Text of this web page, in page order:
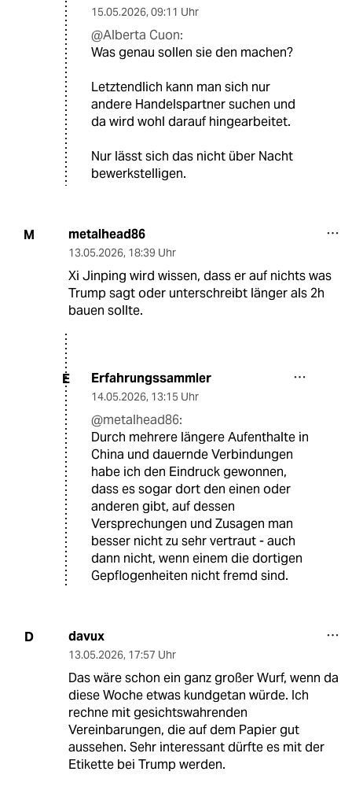
15.05.2026, 09:11 Uhr
@Alberta Cuon:
Was genau sollen sie den machen?
Letztendlich kann man sich nur
andere Handelspartner suchen und
da wird wohl darauf hingearbeitet.
Nur lässt sich das nicht über Nacht
bewerkstelligen.
M metalhead86
13.05.2026, 18:39 Uhr
Xi Jinping wird wissen, dass er auf nichts was
Trump sagt oder unterschreibt länger als 2h
bauen sollte.
E Erfahrungssammler
14.05.2026, 13:15 Uhr
@metalhead86:
Durch mehrere längere Aufenthalte in
China und dauernde Verbindungen
habe ich den Eindruck gewonnen,
dass es sogar dort den einen oder
anderen gibt, auf dessen
Versprechungen und Zusagen man
besser nicht zu sehr vertraut - auch
dann nicht, wenn einem die dortigen
Gepflogenheiten nicht fremd sind.
D davux
13.05.2026, 17:57 Uhr
Das wäre schon ein ganz großer Wurf, wenn da
diese Woche etwas kundgetan würde. Ich
rechne mit gesichtswahrenden
Vereinbarungen, die auf dem Papier gut
aussehen. Sehr interessant dürfte es mit der
Etikette bei Trump werden.